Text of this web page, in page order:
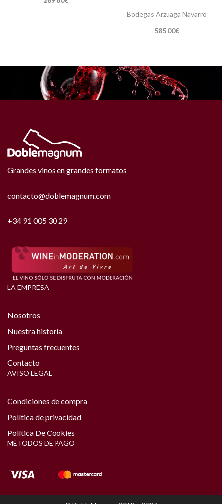
Bodegas Arzuaga Navarro
585,00€
Grandes vinos en grandes formatos
contacto@doblemagnum.com
+34 91 005 30 29
LA EMPRESA
Nosotros
Nuestra historia
Preguntas frecuentes
Contacto
AVISO LEGAL
Condiciones de compra
Política de privacidad
Política De Cookies
MÉTODOS DE PAGO